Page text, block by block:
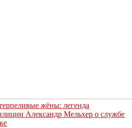
жёны: легенда
Александр Мельхер о службе